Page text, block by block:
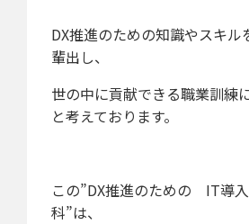
DX推進のための知識やスキル
輩出し、
世の中に貢献できる職業訓練
と考えております。
この”DX推進のための IT導
科”は、